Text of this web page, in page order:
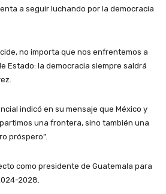
a seguir luchando por la democracia
no importa que nos enfrentemos a
Estado: la democracia siempre saldrá
indicó en su mensaje que México y
una frontera, sino también una
próspero”.
como presidente de Guatemala para
2028.